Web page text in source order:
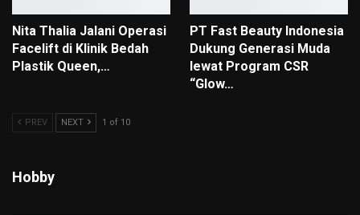
Nita Thalia Jalani Operasi
Facelift di Klinik Bedah
Plastik Queen,…
PT Fast Beauty Indonesia
Dukung Generasi Muda
lewat Program CSR
“Glow…
PREV NEXT 1 of 10
Hobby